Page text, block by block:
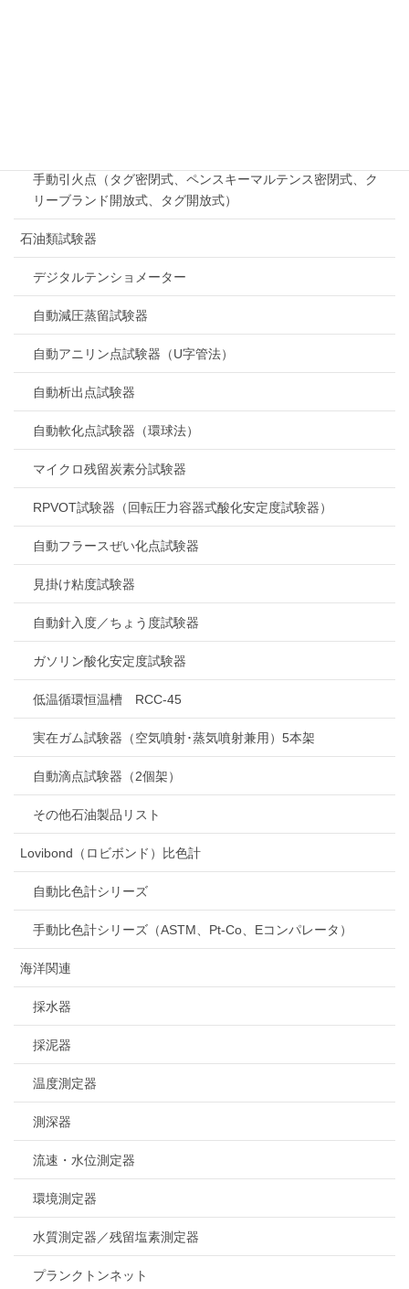
手動引火点（タグ密閉式、ペンスキーマルテンス密閉式、ク
リーブランド開放式、タグ開放式）
石油類試験器
デジタルテンショメーター
自動減圧蒸留試験器
自動アニリン点試験器（U字管法）
自動析出点試験器
自動軟化点試験器（環球法）
マイクロ残留炭素分試験器
RPVOT試験器（回転圧力容器式酸化安定度試験器）
自動フラースぜい化点試験器
見掛け粘度試験器
自動針入度／ちょう度試験器
ガソリン酸化安定度試験器
低温循環恒温槽 RCC-45
実在ガム試験器（空気噴射･蒸気噴射兼用）5本架
自動滴点試験器（2個架）
その他石油製品リスト
Lovibond（ロビボンド）比色計
自動比色計シリーズ
手動比色計シリーズ（ASTM、Pt-Co、Eコンパレータ）
海洋関連
採水器
採泥器
温度測定器
測深器
流速・水位測定器
環境測定器
水質測定器／残留塩素測定器
プランクトンネット